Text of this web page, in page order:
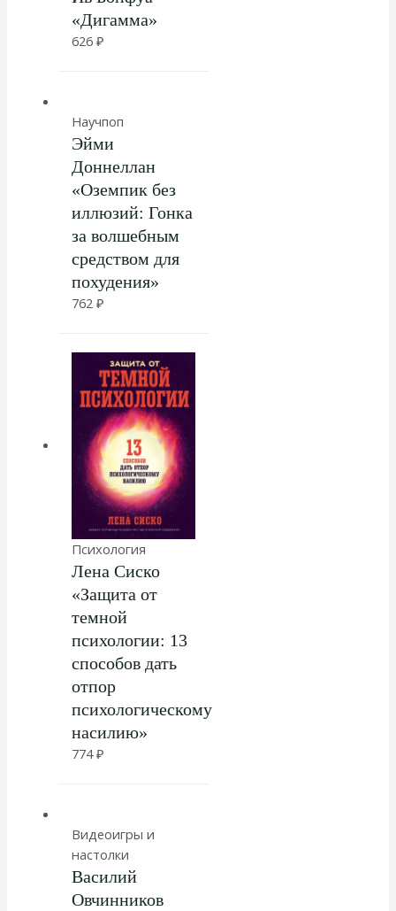
«Дигамма»
626 ₽
Научпоп
Эйми
Доннеллан
«Оземпик без
иллюзий: Гонка
за волшебным
средством для
похудения»
762 ₽
Психология
Лена Сиско
«Защита от
темной
психологии: 13
способов дать
отпор
психологическому
насилию»
774₽
Видеоигры и
настолки
Василий
Овчинников